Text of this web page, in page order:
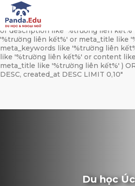
string(678) "SELECT * FROM kz_news
REGEXP '[[:<:]]62[[:>:]]') AND status=1
title like '%trường liên kết%' or alias
or description like '%trường liên
'%trường liên kết%' or meta_title like
meta_keywords like '%trường liên
like '%trường liên kết%' or content
meta_title like '%trường liên kết%' )
DESC, created_at DESC LIMIT 0,10"
Du học Úc